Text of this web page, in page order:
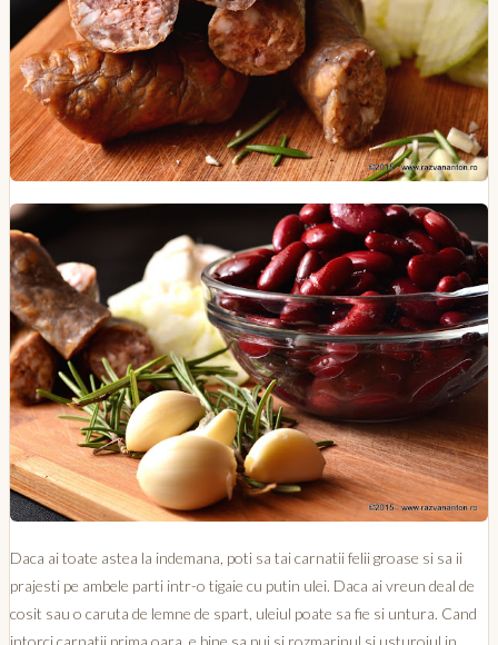
Daca ai toate astea la indemana, poti sa tai carnatii felii groase si sa ii
prajesti pe ambele parti intr-o tigaie cu putin ulei. Daca ai vreun deal de
cosit sau o caruta de lemne de spart, uleiul poate sa fie si untura. Cand